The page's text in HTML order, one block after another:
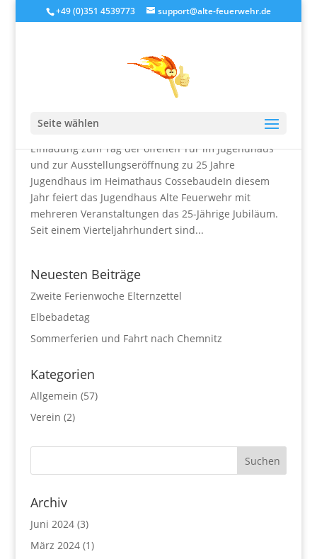
+49 (0)351 4539773 support@alte-feuerwehr.de
Seite wählen
vonalteFeuerwehr
Einladung zum Tag der offenen Tür im Jugendhaus
und zur Ausstellungseröffnung zu 25 Jahre
Jugendhaus im Heimathaus CossebaudeIn diesem
Jahr feiert das Jugendhaus Alte Feuerwehr mit
mehreren Veranstaltungen das 25-Jährige Jubiläum.
Seit einem Vierteljahrhundert sind...
Neuesten Beiträge
Zweite Ferienwoche Elternzettel
Elbebadetag
Sommerferien und Fahrt nach Chemnitz
Kategorien
Allgemein (57)
Verein (2)
Archiv
Juni 2024(3)
März 2024(1)